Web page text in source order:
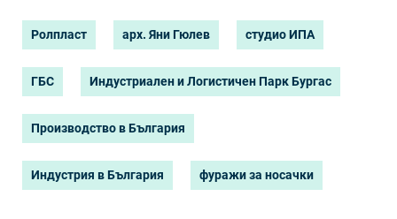
Ролпласт apx. Яни Гюлeв cтyдиo ИΠA
ГБC Индустриален и Логистичен Парк Бургас
Производство в България
Индустрия в България фуражи за носачки